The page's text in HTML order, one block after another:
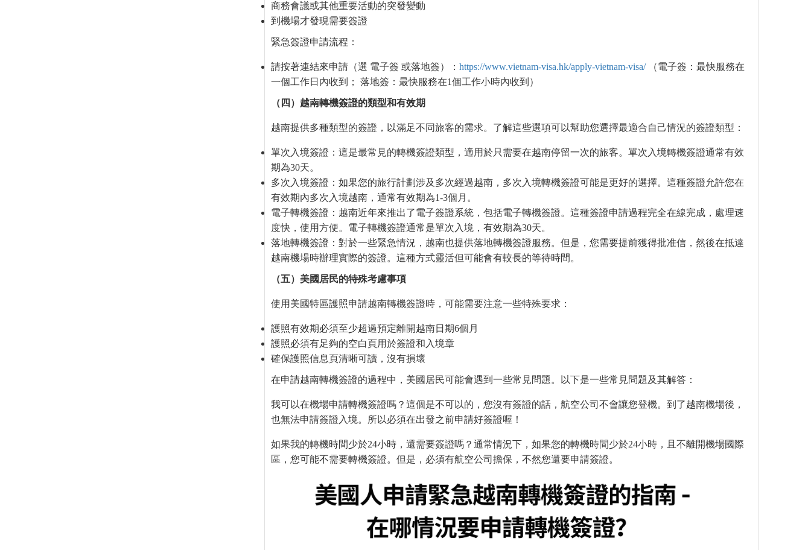
商務會議或其他重要活動的突發變動
到機場才發現需要簽證
緊急簽證申請流程：
請按著連結來申請（選 電子簽 或落地簽）： https://www.vietnam-visa.hk/apply-vietnam-visa/（電子簽：最快服務在
一個工作日內收到； 落地簽：最快服務在1個工作小時內收到）
（四）越南轉機簽證的類型和有效期
越南提供多種類型的簽證，以滿足不同旅客的需求。了解這些選項可以幫助您選擇最適合自己情況的簽證類型：
單次入境簽證：這是最常見的轉機簽證類型，適用於只需要在越南停留一次的旅客。單次入境轉機簽證通常有效
期為30天。
多次入境簽證：如果您的旅行計劃涉及多次經過越南，多次入境轉機簽證可能是更好的選擇。這種簽證允許您在
有效期內多次入境越南，通常有效期為1-3個月。
電子轉機簽證：越南近年來推出了電子簽證系統，包括電子轉機簽證。這種簽證申請過程完全在線完成，處理速
度快，使用方便。電子轉機簽證通常是單次入境，有效期為30天。
落地轉機簽證：對於一些緊急情況，越南也提供落地轉機簽證服務。但是，您需要提前獲得批准信，然後在抵達
越南機場時辦理實際的簽證。這種方式靈活但可能會有較長的等待時間。
（五）美國居民的特殊考慮事項
使用美國特區護照申請越南轉機簽證時，可能需要注意一些特殊要求：
護照有效期必須至少超過預定離開越南日期6個月
護照必須有足夠的空白頁用於簽證和入境章
確保護照信息頁清晰可讀，沒有損壞
在申請越南轉機簽證的過程中，美國居民可能會遇到一些常見問題。以下是一些常見問題及其解答：
我可以在機場申請轉機簽證嗎？這個是不可以的，您沒有簽證的話，航空公司不會讓您登機。到了越南機場後，
也無法申請簽證入境。所以必須在出發之前申請好簽證喔！
如果我的轉機時間少於24小時，還需要簽證嗎？通常情況下，如果您的轉機時間少於24小時，且不離開機場國際
區，您可能不需要轉機簽證。但是，必須有航空公司擔保，不然您還要申請簽證。